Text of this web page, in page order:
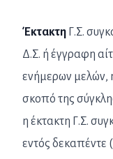
Έκτακτη Γ.Σ.
Δ.Σ. ή έγγραφη
ενήμερων μελών,
σκοπό της
η έκτακτη Γ.Σ.
εντός δεκαπέντε